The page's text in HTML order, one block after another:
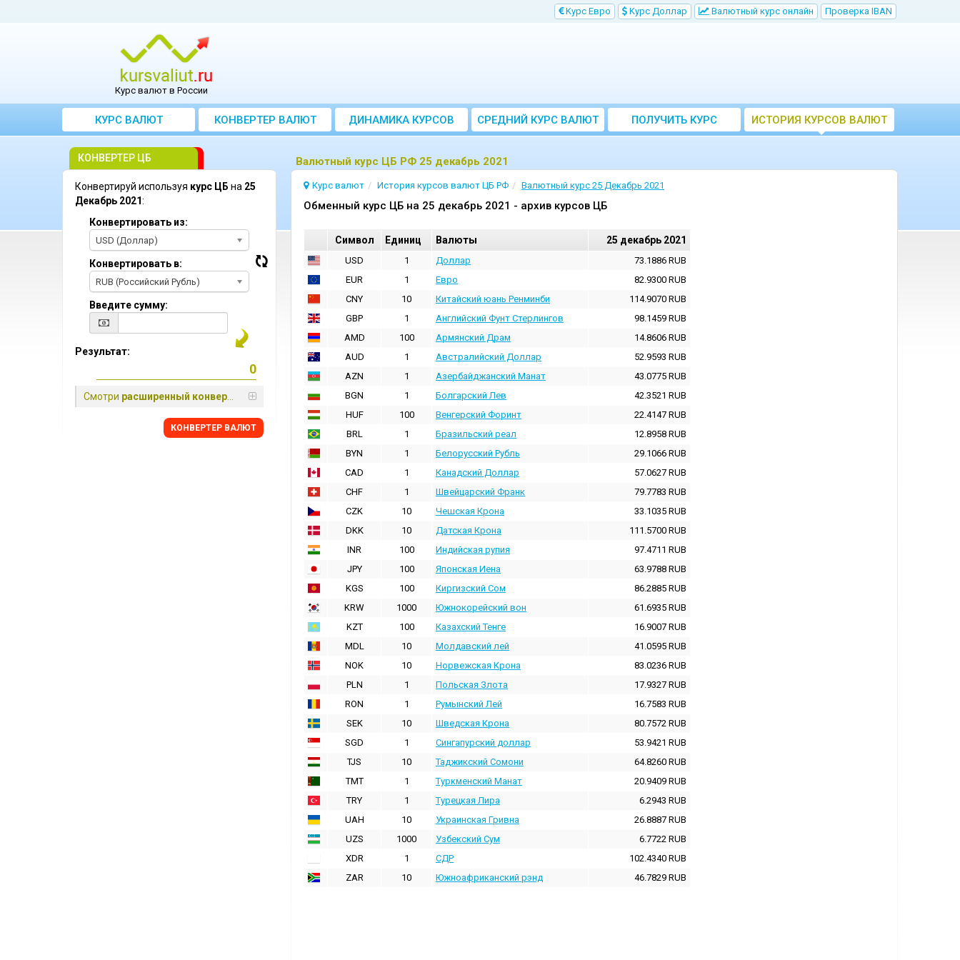
Kурс Евро Kурс Доллар Bалютный курс онлайн Проверка IBAN
Курс валют в России
КУРС ВАЛЮТ КОНВЕРТЕР ВАЛЮТ ДИНАМИКА КУРСОВ
CРЕДНИЙ КУРС ВАЛЮТ
ЗА МЕСЯЦ
ПОЛУЧИТЬ КУРС
ВАЛЮТ ЦБ
ИСТОРИЯ КУРСОВ ВАЛЮТ
ЦБ РФ
Bалютный курс ЦБ РФ 25 декабрь 2021
Курс валют История курсов валют ЦБ РФ Валютный курс 25 Декабрь 2021
Oбменный курс ЦБ на 25 декабрь 2021 - архив курсов ЦБ
Cимвол Единиц Валюты 25 декабрь 2021
USD 1 Доллар 73.1886 RUB
EUR
1 Евро 82.9300 RUB
CNY
10 Китайский юань Ренминби 114.9070 RUB
GBP
1 Английский Фунт Стерлингов 98.1459 RUB
AMD
100 Армянский Драм 14.8606 RUB
AUD
1 Австралийский Доллар 52.9593 RUB
AZN
1 Азербайджанский Манат 43.0775 RUB
BGN
1 Болгарский Лев 42.3521 RUB
HUF
100 Венгерский Форинт 22.4147 RUB
BRL
1 Бразильский реал 12.8958 RUB
BYN
1 Белорусский Рубль 29.1066 RUB
CAD
1 Канадский Доллар 57.0627 RUB
CHF
1 Швейцарский Франк 79.7783 RUB
CZK
10 Чешская Крона 33.1035 RUB
DKK
10 Датская Крона 111.5700 RUB
INR
100 Индийская pупия 97.4711 RUB
JPY
100 Японская Иена 63.9788 RUB
KGS
100 Киргизский Сом 86.2885 RUB
KRW
1000 Южнокорейский вон 61.6935 RUB
KZT
100 Казахский Тенге 16.9007 RUB
MDL
10 Молдавский лей 41.0595 RUB
NOK
10 Норвежская Крона 83.0236 RUB
PLN
1 Польская Злота 17.9327 RUB
RON
1 Румынский Лей 16.7583 RUB
SEK
10 Шведская Крона 80.7572 RUB
SGD
1 Сингапурский доллар 53.9421 RUB
TJS
10 Таджикский Сомони 64.8260 RUB
TMT
1 Туркменский Манат 20.9409 RUB
TRY
1 Турецкая Лира 6.2943 RUB
UAH
10 Украинская Гривна 26.8887 RUB
UZS
1000 Узбекский Сум 6.7722 RUB
XDR
1 СДР 102.4340 RUB
ZAR
10 Южноафриканский рэнд 46.7829 RUB
КОНВЕРТЕР ЦБ
Конвертируй используя курс ЦБ на 25
Декабрь 2021:
Конвертировать из:
USD (Доллар)
Конвертировать в:
RUB (Российский Рубль)
Введите сумму:
Результат:
Смотри расширенный конвертер
КОНВЕРТЕР ВАЛЮТ